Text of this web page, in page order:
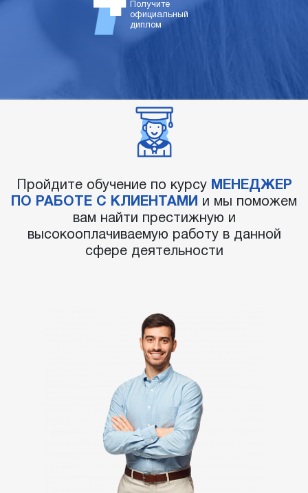
Получите
официальный
диплом
Пройдите обучение по курсу МЕНЕДЖЕР
ПО РАБОТЕ С КЛИЕНТАМИ и мы поможем
вам найти престижную и
высокооплачиваемую работу в данной
сфере деятельности